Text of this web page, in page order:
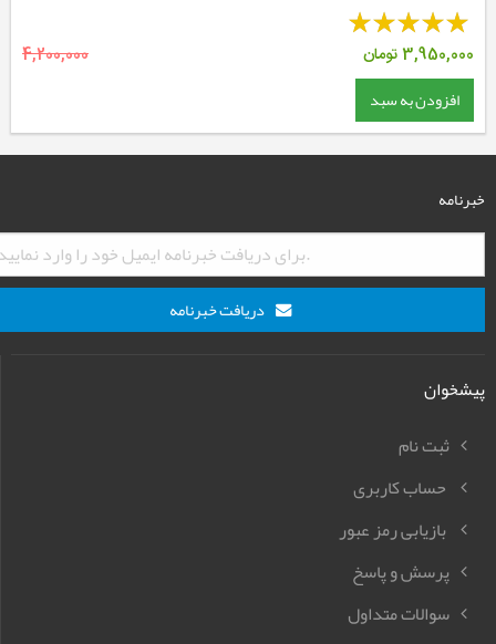
3,950,000تومان 4,200,000
افزودن به سبد
خبرنامه
دریافت خبرنامه
پیشخوان
ثبت نام
حساب کاربری
بازیابی رمز عبور
پرسش و پاسخ
سوالات متداول